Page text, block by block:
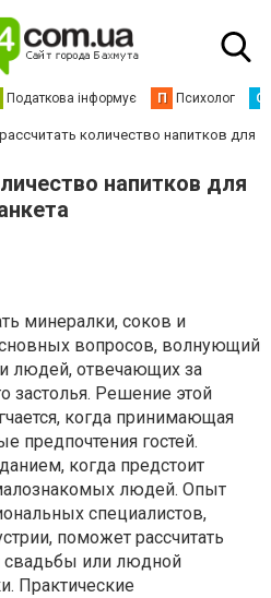
Податкова інформує П Психолог С
количество напитков для
напитков для
минералки, соков и
вопросов, волнующий
людей, отвечающих за
застолья. Решение этой
когда принимающая
предпочтения гостей.
когда предстоит
людей. Опыт
специалистов,
поможет рассчитать
свадьбы или людной
Практические